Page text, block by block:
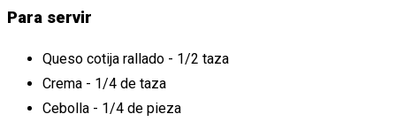
Para servir
Queso cotija rallado - 1/2 taza
Crema - 1/4 de taza
Cebolla - 1/4 de pieza